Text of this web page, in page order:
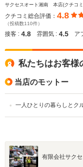
サクセスオート湘南 本店(クチコ
クチコミ総合評価： 4.8
（投稿数110件）
接客 : 4.8 雰囲気 : 4.5 ア
私たちはお客様
当店のモットー
一人ひとりの暮らしとク
有限会社サク